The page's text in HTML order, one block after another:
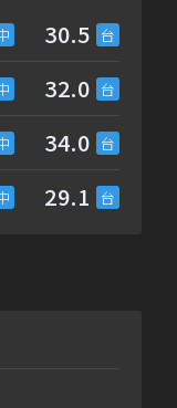
30.5
32.0
34.0
29.1